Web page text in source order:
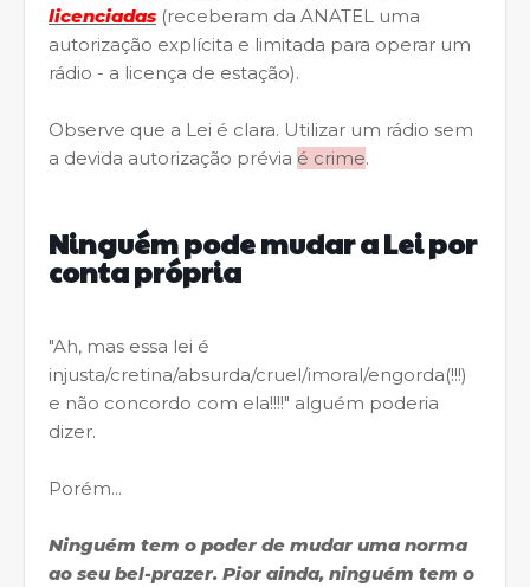
licenciadas (receberam da ANATEL uma
autorização explícita e limitada para operar um
rádio - a licença de estação).
Observe que a Lei é clara. Utilizar um rádio sem
a devida autorização prévia é crime.
Ninguém pode mudar a Lei por
conta própria
"Ah, mas essa lei é
injusta/cretina/absurda/cruel/imoral/engorda(!!!)
e não concordo com ela!!!!" alguém poderia
dizer.
Porém...
Ninguém tem o poder de mudar uma norma
ao seu bel-prazer. Pior ainda, ninguém tem o